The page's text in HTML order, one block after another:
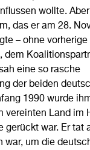
wollte.
das er am 28.
– ohne
dem
eine so rasche
der beiden
1990 wurde
vereinten Land im
gerückt war. Er tat
war, um die